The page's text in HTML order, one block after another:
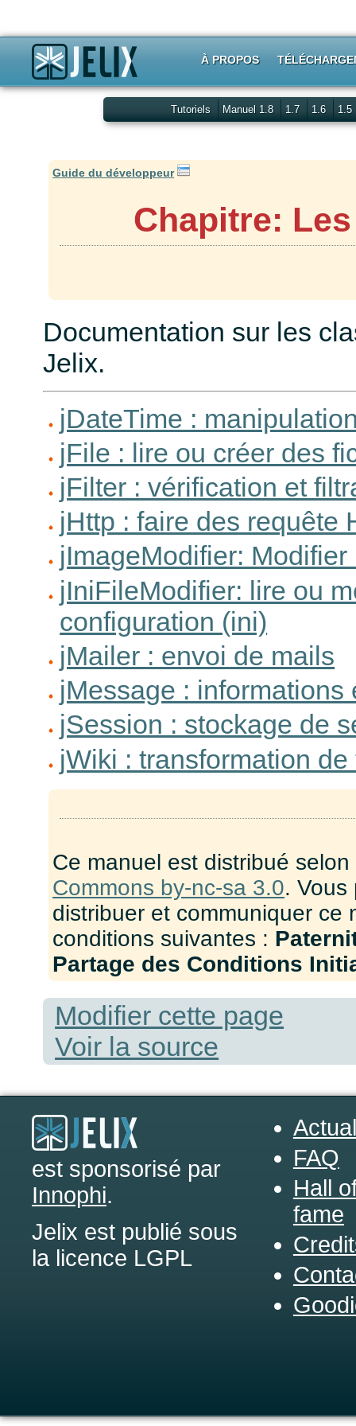
À PROPOS
Tutoriels Manuel 1.8 1.7 1.6 1.5
Guide du développeur
Chapitre:
Documentation sur les
Jelix.
jDateTime :
jFile : lire ou créer des
jFilter : vérification et
jHttp : faire des requête
jImageModifier:
jIniFileModifier: lire ou
configuration (ini)
jMailer : envoi de mails
jMessage : informations
jSession : stockage de
jWiki : transformation
Ce manuel est distribué
Commons by-nc-sa 3.0. Vous
distribuer et communiquer ce
conditions suivantes :
Partage des Conditions
Modifier cette page
Voir la source
est sponsorisé par
Innophi.
Jelix est publié sous
la licence LGPL
FAQ
Hall
fame